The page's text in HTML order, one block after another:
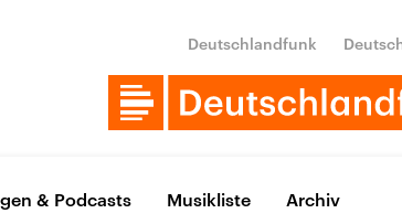
Deutschlandfunk
& Podcasts Musikliste Archiv